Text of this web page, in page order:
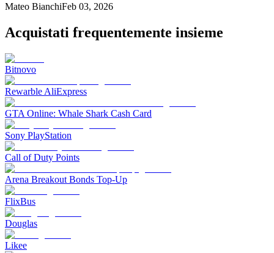
Mateo BianchiFeb 03, 2026
Acquistati frequentemente insieme
Bitnovo
Rewarble AliExpress
GTA Online: Whale Shark Cash Card
Sony PlayStation
Call of Duty Points
Arena Breakout Bonds Top-Up
FlixBus
Douglas
Likee